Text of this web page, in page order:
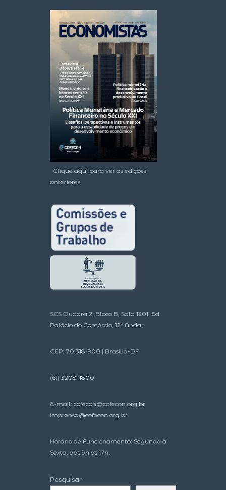
Clique aqui para ver as edições
anteriores
SCS Quadra 2, Bloco B, Sala 1201, Ed.
Palácio do Comércio, 12º Andar
CEP: 70.318-900 | Brasília-DF
(61) 3208-1800
E-mail: cofecon@cofecon.org.br
imprensa@cofecon.org.br
Horário de Funcionamento: Segunda à
Sexta, das 9h às 17h.
Pesquisar